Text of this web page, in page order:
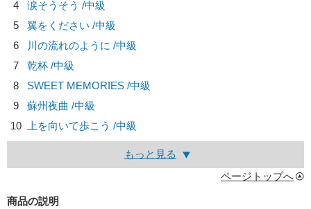
4
涙そうそう /中級
5
翼をください /中級
6
川の流れのように /中級
7
乾杯 /中級
8
SWEET MEMORIES /中級
9
蘇州夜曲 /中級
10
上を向いて歩こう /中級
もっと見る
ページトップへ
商品の説明